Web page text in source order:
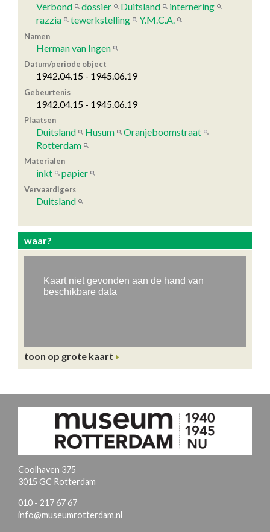
Verbond
dossier Duitsland
internering
razzia
tewerkstelling Y.M.C.A.
Namen
Herman van Ingen
Datum/periode object
1942.04.15 - 1945.06.19
Gebeurtenis
1942.04.15 - 1945.06.19
Plaatsen
Duitsland Husum
Oranjeboomstraat
Rotterdam
Materialen
inkt papier
Vervaardigers
Duitsland
waar?
toon op grote kaart
Coolhaven 375
3015 GC Rotterdam
010 - 217 67 67
info@museumrotterdam.nl